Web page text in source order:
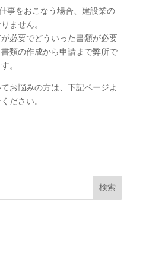
事をおこなう場合、建設業の
ません。
必要でどういった書類が必要
類の作成から申請まで弊所で
。
お悩みの方は、下記ページよ
ださい。